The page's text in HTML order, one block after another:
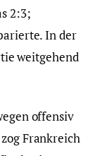
2:3;
In der
weitgehend
offensiv
Frankreich